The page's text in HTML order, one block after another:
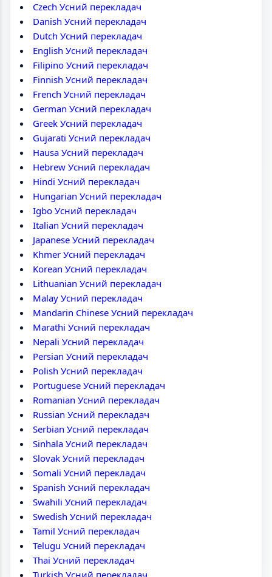
Czech Усний перекладач
Danish Усний перекладач
Dutch Усний перекладач
English Усний перекладач
Filipino Усний перекладач
Finnish Усний перекладач
French Усний перекладач
German Усний перекладач
Greek Усний перекладач
Gujarati Усний перекладач
Hausa Усний перекладач
Hebrew Усний перекладач
Hindi Усний перекладач
Hungarian Усний перекладач
Igbo Усний перекладач
Italian Усний перекладач
Japanese Усний перекладач
Khmer Усний перекладач
Korean Усний перекладач
Lithuanian Усний перекладач
Malay Усний перекладач
Mandarin Chinese Усний перекладач
Marathi Усний перекладач
Nepali Усний перекладач
Persian Усний перекладач
Polish Усний перекладач
Portuguese Усний перекладач
Romanian Усний перекладач
Russian Усний перекладач
Serbian Усний перекладач
Sinhala Усний перекладач
Slovak Усний перекладач
Somali Усний перекладач
Spanish Усний перекладач
Swahili Усний перекладач
Swedish Усний перекладач
Tamil Усний перекладач
Telugu Усний перекладач
Thai Усний перекладач
Turkish Усний перекладач